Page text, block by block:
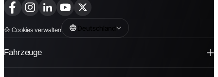
🍪 Cookies verwalten Deutschland
Fahrzeuge